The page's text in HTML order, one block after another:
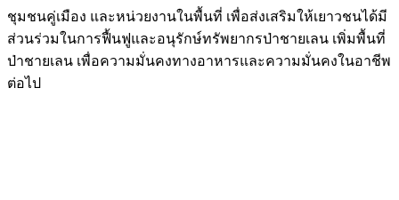
ชุมชนคู่เมือง และหน่วยงานในพื้นที่ เพื่อส่งเสริมให้เยาวชนได้มี
ส่วนร่วมในการฟื้นฟูและอนุรักษ์ทรัพยากรป่าชายเลน เพิ่มพื้นที่
ป่าชายเลน เพื่อความมั่นคงทางอาหารและความมั่นคงในอาชีพ
ต่อไป